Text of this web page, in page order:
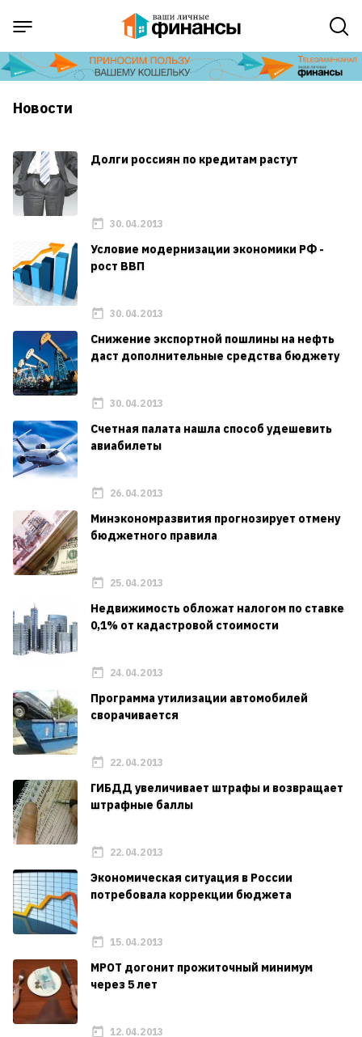
Новости
Долги россиян по кредитам растут
30.04.2013
Условие модернизации экономики РФ -
рост ВВП
30.04.2013
Снижение экспортной пошлины на нефть
даст дополнительные средства бюджету
30.04.2013
Счетная палата нашла способ удешевить
авиабилеты
26.04.2013
Минэкономразвития прогнозирует отмену
бюджетного правила
25.04.2013
Недвижимость обложат налогом по ставке
0,1% от кадастровой стоимости
24.04.2013
Программа утилизации автомобилей
сворачивается
22.04.2013
ГИБДД увеличивает штрафы и возвращает
штрафные баллы
22.04.2013
Экономическая ситуация в России
потребовала коррекции бюджета
15.04.2013
МРОТ догонит прожиточный минимум
через 5 лет
12.04.2013